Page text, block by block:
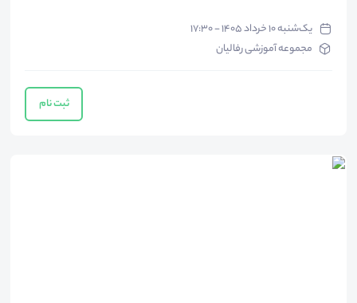
یک‌شنبه ۱۰ خرداد ۱۴۰۵ - ۱۷:۳۰
مجموعه آموزشی رفالیان
ثبت نام